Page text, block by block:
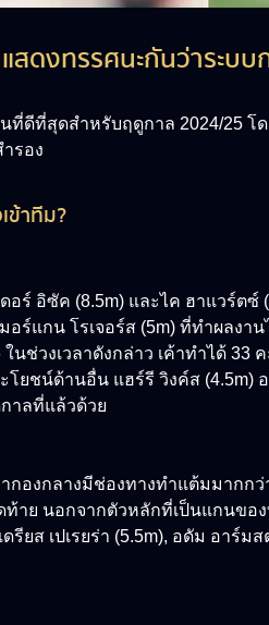
ดงทรรศนะกันว่าระบบ
ที่ดีที่สุดสำหรับฤดูกาล 2024/25
รอง
ข้าทีม?
ร์ อิซัค (8.5m) และไค ฮาแวร์ต
ร์แกน โรเจอร์ส (5m) ที่ทำผลง
ช่วงเวลาดังกล่าว เค้าทำได้ 33
โยชน์ด้านอื่น แฮร์รี วิงค์ส
าลที่แล้วด้วย
ากองกลางมีช่องทางทำแต้มมา
าย นอกจากตัวหลักที่เป็นแกนขอ
ยส เปเรยร่า (5.5m), อดัม อาร์